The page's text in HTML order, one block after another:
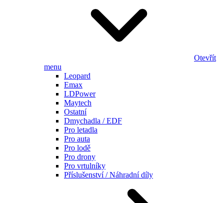
Otevřít
menu
Leopard
Emax
LDPower
Maytech
Ostatní
Dmychadla / EDF
Pro letadla
Pro auta
Pro lodě
Pro drony
Pro vrtulníky
Příslušenství / Náhradní díly